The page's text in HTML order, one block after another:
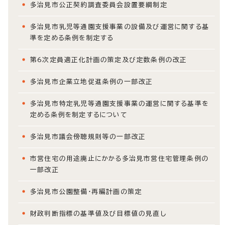
多治見市公正契約調査委員会設置要綱制定
多治見市乳児等通園支援事業の設備及び運営に関する基
準を定める条例を制定する
第6次定員適正化計画の策定及び定数条例の改正
多治見市企業立地促進条例の一部改正
多治見市特定乳児等通園支援事業の運営に関する基準を
定める条例を制定するについて
多治見市議会傍聴規則等の一部改正
市営住宅の用途廃止にかかる多治見市営住宅管理条例の
一部改正
多治見市公園整備・再編計画の策定
財政判断指標の基準値及び目標値の見直し